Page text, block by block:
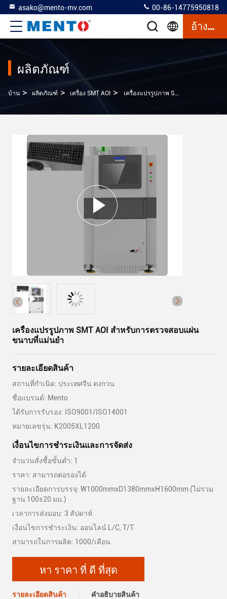
asako@mento-mv.com 00-86-14775950818
อ้างอิง
ผลิตภัณฑ์
บ้าน > ผลิตภัณฑ์ > เครื่อง SMT AOI > เครื่องแปรรูปภาพ SMT AOI สําหรับการตรวจสอบแผ่นขนาบที่แม่นยํา
เครื่องแปรรูปภาพ SMT AOI สําหรับการตรวจสอบแผ่น
ขนาบที่แม่นยํา
รายละเอียดสินค้า
สถานที่กำเนิด: ประเทศจีน ตงกวน
ชื่อแบรนด์: Mento
ได้รับการรับรอง: ISO9001/ISO14001
หมายเลขรุ่น: K2005XL1200
เงื่อนไขการชําระเงินและการจัดส่ง
จำนวนสั่งซื้อขั้นต่ำ: 1
ราคา: สามารถต่อรองได้
รายละเอียดการบรรจุ: W1000mmxD1380mmxH1600mm (ไม่รวม
ฐาน 100±20 มม.)
เวลาการส่งมอบ: 3 สัปดาห์
เงื่อนไขการชำระเงิน: ออนไลน์ L/C, T/T
สามารถในการผลิต: 1000/เดือน
หา ราคา ที่ ดี ที่สุด
รายละเอียดสินค้า คําอธิบายสินค้า